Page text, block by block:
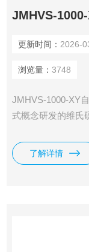
JMHVS-
更新时间： 2026-03-
浏览量： 3748
JMHVS-1000-XY
式概念研发的维氏
了解详情